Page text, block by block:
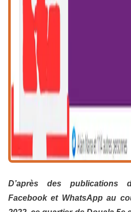
D’après des publications
Facebook et WhatsApp au